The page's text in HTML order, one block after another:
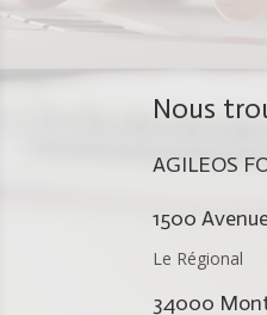
Nous
AGILEOS
1500
Le Régional
34000